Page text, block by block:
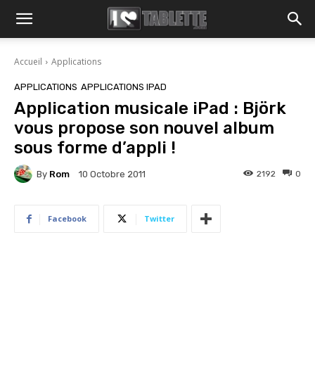
Accueil Applications
APPLICATIONS APPLICATIONS IPAD
Application musicale iPad : Björk
vous propose son nouvel album
sous forme d’appli !
By Rom 10 Octobre 2011 0
2192
Facebook Twitter